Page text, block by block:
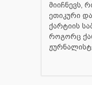
მიიჩნევს,
ეთიკური
ქარტიის
როგორც